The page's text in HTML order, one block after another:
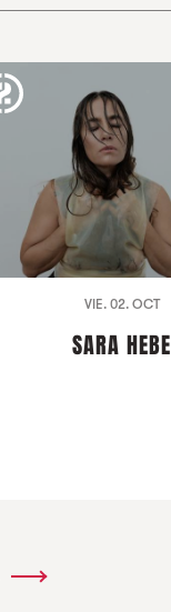
VIE. 02. OCT
SARA HEBE